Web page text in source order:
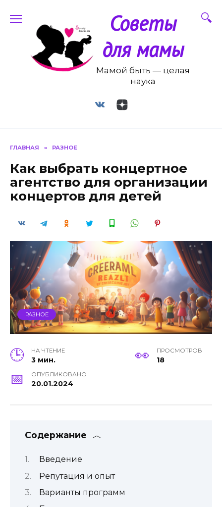
содержанию
Советы
для мамы
Мамой быть — целая
наука
ГЛАВНАЯ » РАЗНОЕ
Как выбрать концертное
агентство для организации
концертов для детей
РАЗНОЕ
НА ЧТЕНИЕ
3 мин.
ПРОСМОТРОВ
18
ОПУБЛИКОВАНО
20.01.2024
Содержание
Введение
Репутация и опыт
Варианты программ